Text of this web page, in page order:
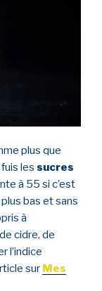
plus que
les sucres
à 55 si c’est
bas et sans
à
cidre, de
l’indice
sur Mes